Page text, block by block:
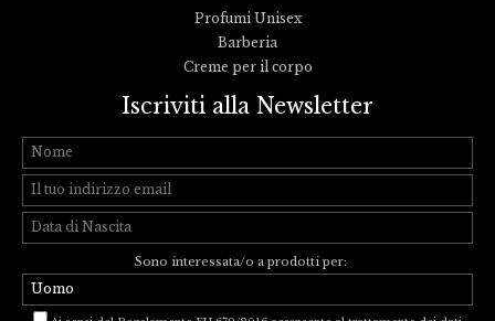
Profumi Unisex
Barberia
Creme per il corpo
Iscriviti alla Newsletter
Sono interessata/o a prodotti per: